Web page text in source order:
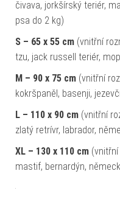
čivava, jorkšírský teriér,
psa do 2 kg)
S – 65 x 55 cm (vnitřní
tzu, jack russell teriér,
M – 90 x 75 cm (vnitřní
kokršpaněl, basenji,
L – 110 x 90 cm (vnitřní
zlatý retrívr, labrador,
XL – 130 x 110 cm
mastif, bernardýn,